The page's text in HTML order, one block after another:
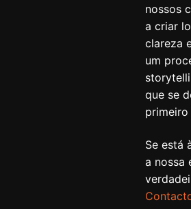
nossos
a criar
clareza
um
que se
primeiro
Se está
a nossa